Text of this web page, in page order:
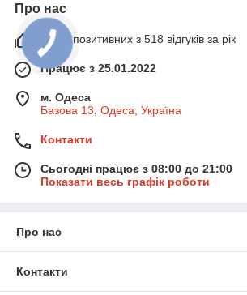
Про нас
100% позитивних з 518 відгуків за рік
Працює з 25.01.2022
м. Одеса
Базова 13, Одеса, Україна
Контакти
Сьогодні працює з 08:00 до 21:00
Показати весь графік роботи
Про нас
Контакти